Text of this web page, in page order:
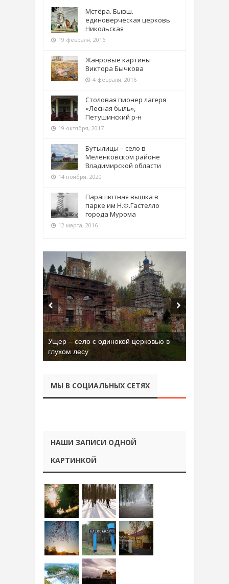
Мстёра. Бывш.
единоверческая церковь
Никольская
19 февраля, 2016
Жанровые картины
Виктора Бычкова
4 февраля, 2016
Столовая пионер лагеря
«Лесная быль»,
Петушинский р-н
19 октября, 2017
Бутылицы – село в
Меленковском районе
Владимирской области
14 ноября, 2020
Парашютная вышка в
парке им Н.Ф.Гастелло
города Мурома
12 марта, 2016
Ущер – село с одинокой церковью в
глухом лесу
Бывшая танковая часть имени Сухэ-
Батора во Владимире
МЫ В СОЦИАЛЬНЫХ СЕТЯХ
НАШИ ЗАПИСИ ОДНОЙ
КАРТИНКОЙ